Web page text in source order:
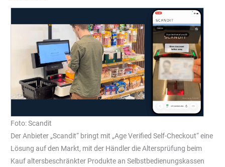
Foto: Scandit
Der Anbieter „Scandit“ bringt mit „Age Verified Self-Checkout“ eine
Lösung auf den Markt, mit der Händler die Altersprüfung beim
Kauf altersbeschränkter Produkte an Selbstbedienungskassen